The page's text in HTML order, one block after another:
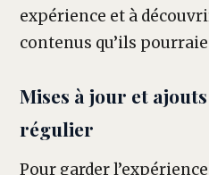
expérience et à
contenus qu’ils
Mises à jour et
régulier
Pour garder